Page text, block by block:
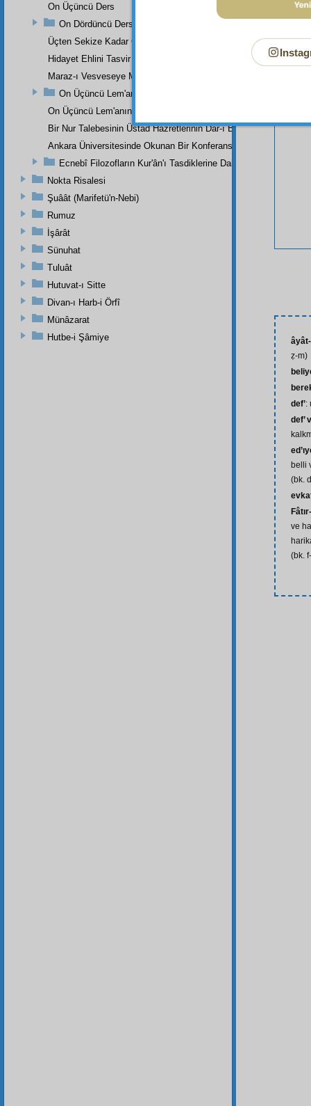
ẓ-m)
def’:
def’
belli
(bk.
ve
(bk.
On Üçüncü Ders
On Dördüncü Ders
Üçten Sekize Kadar Olan Derslerin Özeti
Hidayet Ehlini Tasvir Eden Bir Levha
Maraz-ı Vesveseye Müptelâ Olanlara Bir Ders
On Üçüncü Lem'anın On İkinci İşaretinden
On Üçüncü Lem'anın On Üçüncü İşaretinin Üçüncü Noktasından
Bir Nur Talebesinin Üstad Hazretlerinin Dâr-ı Bekaya
Ankara Üniversitesinde Okunan Bir Konferans
Ecnebî Filozofların Kur'ân'ı Tasdiklerine Dair Şehadetleri
Nokta Risalesi
Şuâât (Marifetü'n-Nebi)
Rumuz
İşârât
Sünuhat
Tuluât
Hutuvat-ı Sitte
Divan-ı Harb-i Örfî
Münâzarat
Hutbe-i Şâmiye